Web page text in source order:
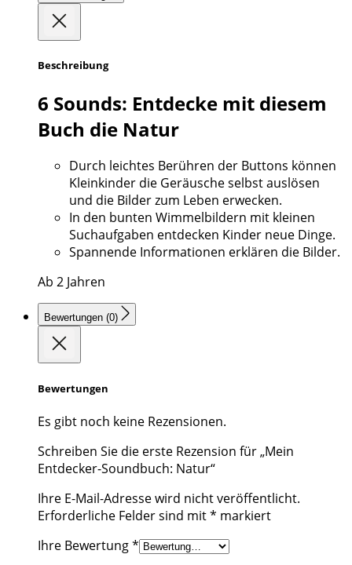
Beschreibung
6 Sounds: Entdecke mit diesem
Buch die Natur
Durch leichtes Berühren der Buttons können
Kleinkinder die Geräusche selbst auslösen
und die Bilder zum Leben erwecken.
In den bunten Wimmelbildern mit kleinen
Suchaufgaben entdecken Kinder neue Dinge.
Spannende Informationen erklären die Bilder.
Ab 2 Jahren
Bewertungen (0)
Bewertungen
Es gibt noch keine Rezensionen.
Schreiben Sie die erste Rezension für „Mein
Entdecker-Soundbuch: Natur“
Ihre E-Mail-Adresse wird nicht veröffentlicht.
Erforderliche Felder sind mit* markiert
Ihre Bewertung*